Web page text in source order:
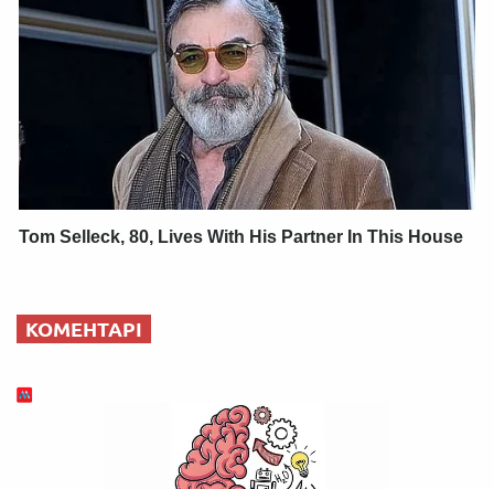
Tom Selleck, 80, Lives With His Partner In This House
КОМЕНТАРІ